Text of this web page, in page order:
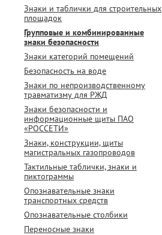
Знаки и таблички для строительных
площадок
Групповые и комбинированные
знаки безопасности
Знаки категорий помещений
Безопасность на воде
Знаки по непроизводственному
травматизму для РЖД
Знаки безопасности и
информационные щиты ПАО
«РОССЕТИ»
Знаки, конструкции, щиты
магистральных газопроводов
Тактильные таблички, знаки и
пиктограммы
Опознавательные знаки
транспортных средств
Опознавательные столбики
Переносные знаки